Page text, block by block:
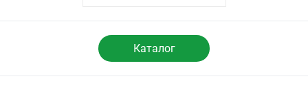
Каталог